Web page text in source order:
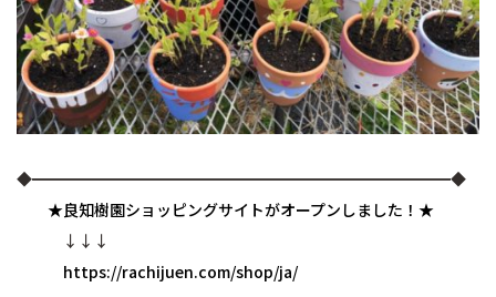
◆━━━━━━━━━━━━━━━━━━━━━━━━━━━◆
★良知樹園ショッピングサイトがオープンしました！★
↓↓↓
https://rachijuen.com/shop/ja/